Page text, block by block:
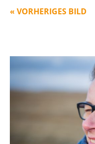
« VORHERIGES BILD